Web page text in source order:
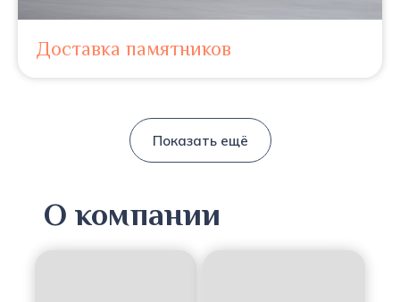
Доставка памятников
Показать ещё
О компании